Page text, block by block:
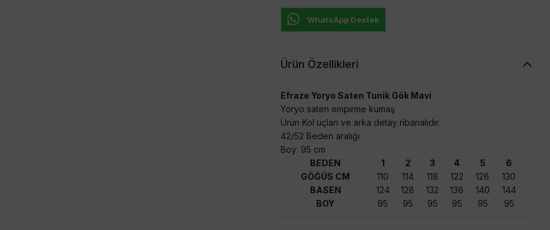
WhatsApp Destek
Ürün Özellikleri
Efraze Yoryo Saten Tunik Gök Mavi
Yoryo saten empirme kumaş
Ürün Kol uçları ve arka detay ribanalıdır.
42/52 Beden aralığı
Boy: 95 cm
BEDEN
1 2 3 4 5
6
GÖĞÜS CM
110 114 118 122 126
130
BASEN
124 128 132 136 140
144
BOY
95 95 95 95 95 95